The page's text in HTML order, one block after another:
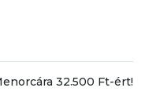
32.500 Ft-ért!